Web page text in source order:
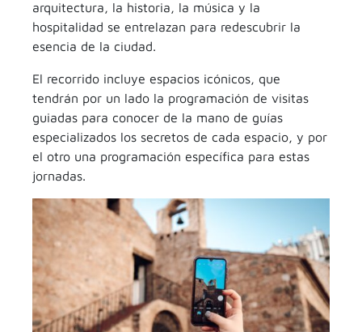
arquitectura, la historia, la música y la
hospitalidad se entrelazan para redescubrir la
esencia de la ciudad.
El recorrido incluye espacios icónicos, que
tendrán por un lado la programación de visitas
guiadas para conocer de la mano de guías
especializados los secretos de cada espacio, y por
el otro una programación específica para estas
jornadas.